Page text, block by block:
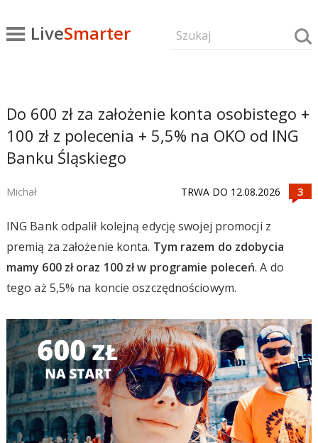
LiveSmarter
Do 600 zł za założenie konta osobistego +
100 zł z polecenia + 5,5% na OKO od ING
Banku Śląskiego
Michał TRWA DO 12.08.2026
ING Bank odpalił kolejną edycję swojej promocji z
premią za założenie konta. Tym razem do zdobycia
mamy 600 zł oraz 100 zł w programie poleceń. A do
tego aż 5,5% na koncie oszczędnościowym.